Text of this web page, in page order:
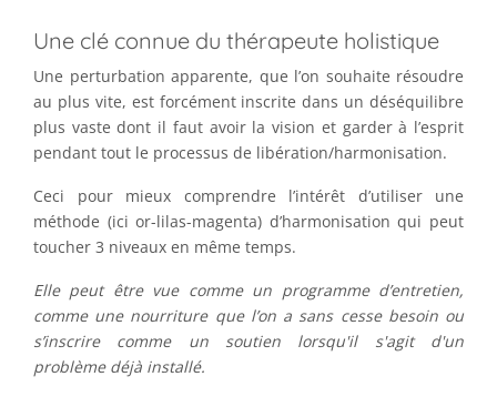
Une clé connue du thérapeute holistique
Une perturbation apparente, que l’on souhaite résoudre
au plus vite, est forcément inscrite dans un déséquilibre
plus vaste dont il faut avoir la vision et garder à l’esprit
pendant tout le processus de libération/harmonisation.
Ceci pour mieux comprendre l’intérêt d’utiliser une
méthode (ici or-lilas-magenta) d’harmonisation qui peut
toucher 3 niveaux en même temps.
Elle peut être vue comme un programme d’entretien,
comme une nourriture que l’on a sans cesse besoin ou
s’inscrire comme un soutien lorsqu'il s'agit d'un
problème déjà installé.